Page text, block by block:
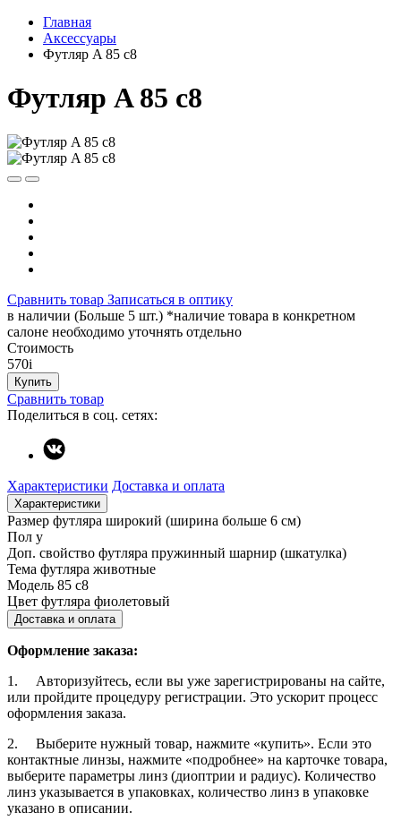
Главная
Аксессуары
Футляр A 85 c8
Футляр A 85 c8
Сравнить товар Записаться в оптику
в наличии (Больше 5 шт.) *наличие товара в конкретном
салоне необходимо уточнять отдельно
Стоимость
570i
Купить
Сравнить товар
Поделиться в соц. сетях:
Характеристики Доставка и оплата
Характеристики
Размер футляра широкий (ширина больше 6 см)
Пол у
Доп. свойство футляра пружинный шарнир (шкатулка)
Тема футляра животные
Модель 85 c8
Цвет футляра фиолетовый
Доставка и оплата
Оформление заказа:
1. Авторизуйтесь, если вы уже зарегистрированы на сайте,
или пройдите процедуру регистрации. Это ускорит процесс
оформления заказа.
2. Выберите нужный товар, нажмите «купить». Если это
контактные линзы, нажмите «подробнее» на карточке товара,
выберите параметры линз (диоптрии и радиус). Количество
линз указывается в упаковках, количество линз в упаковке
указано в описании.